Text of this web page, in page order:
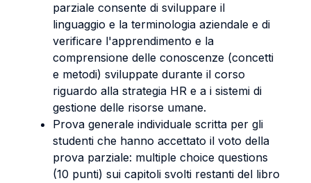
parziale consente di sviluppare il
linguaggio e la terminologia aziendale e di
verificare l'apprendimento e la
comprensione delle conoscenze (concetti
e metodi) sviluppate durante il corso
riguardo alla strategia HR e a i sistemi di
gestione delle risorse umane.
Prova generale individuale scritta per gli
studenti che hanno accettato il voto della
prova parziale: multiple choice questions
(10 punti) sui capitoli svolti restanti del libro